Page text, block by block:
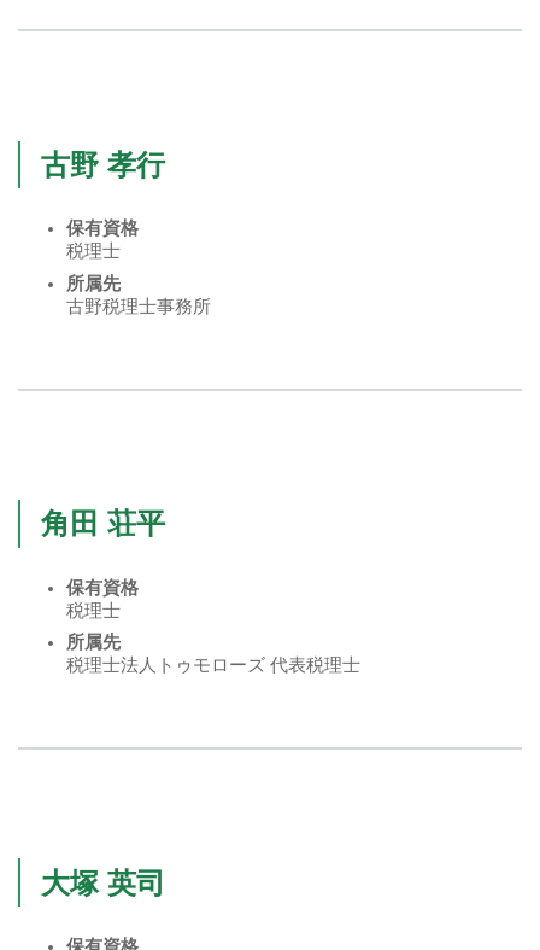
古野 孝行
保有資格
税理士
所属先
古野税理士事務所
角田 荘平
保有資格
税理士
所属先
税理士法人トゥモローズ 代表税理士
大塚 英司